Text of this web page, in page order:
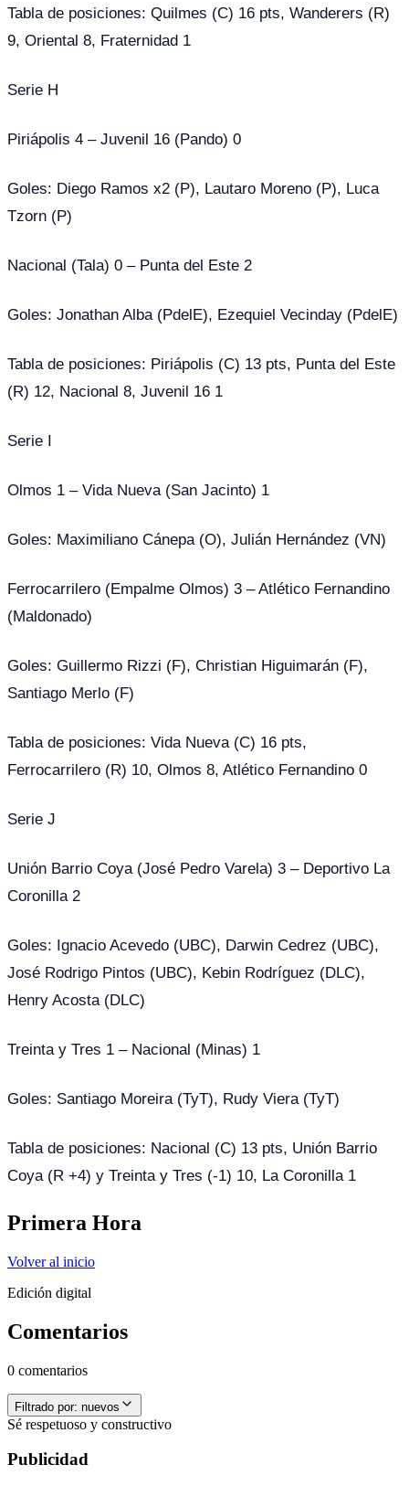
Tabla de posiciones: Quilmes (C) 16 pts, Wanderers (R)
9, Oriental 8, Fraternidad 1
Serie H
Piriápolis 4 – Juvenil 16 (Pando) 0
Goles: Diego Ramos x2 (P), Lautaro Moreno (P), Luca
Tzorn (P)
Nacional (Tala) 0 – Punta del Este 2
Goles: Jonathan Alba (PdelE), Ezequiel Vecinday (PdelE)
Tabla de posiciones: Piriápolis (C) 13 pts, Punta del Este
(R) 12, Nacional 8, Juvenil 16 1
Serie I
Olmos 1 – Vida Nueva (San Jacinto) 1
Goles: Maximiliano Cánepa (O), Julián Hernández (VN)
Ferrocarrilero (Empalme Olmos) 3 – Atlético Fernandino
(Maldonado)
Goles: Guillermo Rizzi (F), Christian Higuimarán (F),
Santiago Merlo (F)
Tabla de posiciones: Vida Nueva (C) 16 pts,
Ferrocarrilero (R) 10, Olmos 8, Atlético Fernandino 0
Serie J
Unión Barrio Coya (José Pedro Varela) 3 – Deportivo La
Coronilla 2
Goles: Ignacio Acevedo (UBC), Darwin Cedrez (UBC),
José Rodrigo Pintos (UBC), Kebin Rodríguez (DLC),
Henry Acosta (DLC)
Treinta y Tres 1 – Nacional (Minas) 1
Goles: Santiago Moreira (TyT), Rudy Viera (TyT)
Tabla de posiciones: Nacional (C) 13 pts, Unión Barrio
Coya (R +4) y Treinta y Tres (-1) 10, La Coronilla 1
Primera Hora
Volver al inicio
Edición digital
Comentarios
0 comentarios
Filtrado por: nuevos
Sé respetuoso y constructivo
Publicidad